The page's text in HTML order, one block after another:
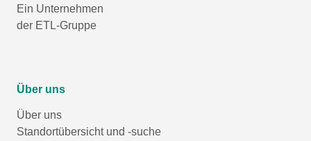
Ein Unternehmen
der ETL-Gruppe
Über uns
Über uns
Standortübersicht und -suche